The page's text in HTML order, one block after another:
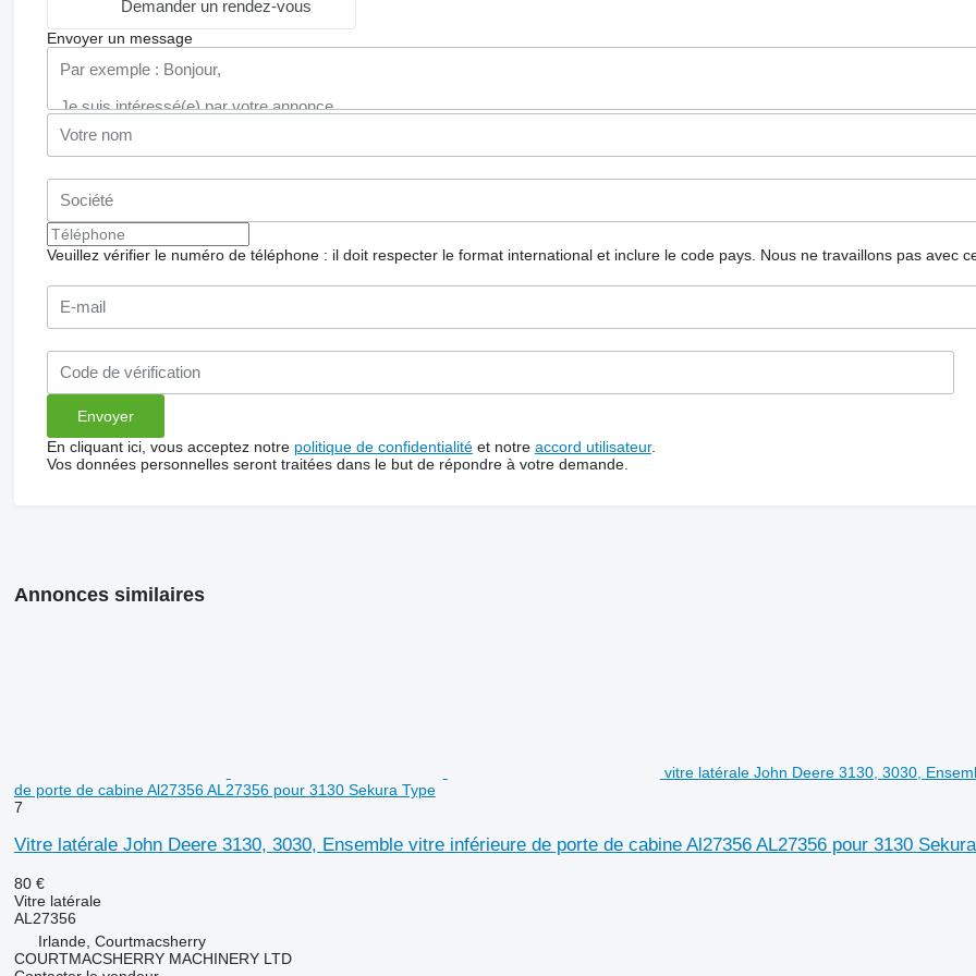
Demander un rendez-vous
Envoyer un message
Veuillez vérifier le numéro de téléphone : il doit respecter le format international et inclure le code pays. Nous ne travaillons pas avec
En cliquant ici, vous acceptez notre politique de confidentialitéet notre accord utilisateur.
Vos données personnelles seront traitées dans le but de répondre à votre demande.
Annonces similaires
vitre latérale John Deere 3130, 3030,
de porte de cabine Al27356 AL27356 pour 3130 Sekura Type
7
Vitre latérale John Deere 3130, 3030, Ensemble vitre inférieure de porte de cabine Al27356 AL27356 pour 3130
80 €
Vitre latérale
AL27356
Irlande, Courtmacsherry
COURTMACSHERRY MACHINERY LTD